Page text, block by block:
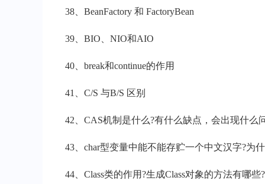
38、BeanFactory 和 FactoryBean
39、BIO、NIO和AIO
40、break和continue的作用
41、C/S 与B/S 区别
42、CAS机制是什么?有什么缺点，会出现什么
43、char型变量中能不能存贮一个中文汉字?为
44、Class类的作用?生成Class对象的方法有哪些?